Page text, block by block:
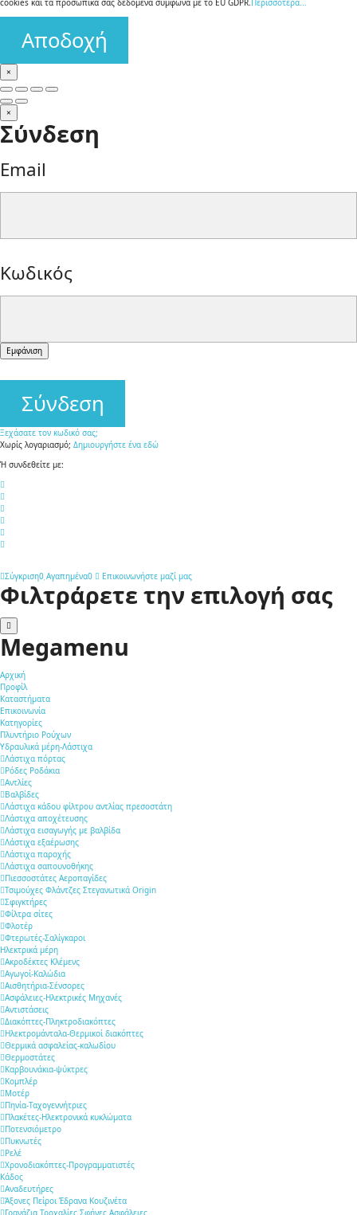
cookies και τα προσωπικά σας δεδομένα σύμφωνα με το EU GDPR. Περισσότερα...
Αποδοχή
×
×
Σύνδεση
Email
control
Κωδικός
form-
controll
Εμφάνιση
Σύνδεση
Ξεχάσατε τον κωδικό σας;
Χωρίς λογαριασμό; Δημιουργήστε ένα εδώ
Ή συνδεθείτε με:
Σύγκριση0 Αγαπημένα0 Επικοινωνήστε μαζί μας
Φιλτράρετε την επιλογή σας
Megamenu
Αρχική
Προφίλ
Καταστήματα
Επικοινωνία
Κατηγορίες
Πλυντήριο Ρούχων
Υδραυλικά μέρη-Λάστιχα
Λάστιχα πόρτας
Ρόδες Ροδάκια
Αντλίες
Βαλβίδες
Λάστιχα κάδου φίλτρου αντλίας πρεσοστάτη
Λάστιχα αποχέτευσης
Λάστιχα εισαγωγής με βαλβίδα
Λάστιχα εξαέρωσης
Λάστιχα παροχής
Λάστιχα σαπουνοθήκης
Πιεσσοστάτες Αεροπαγίδες
Τσιμούχες Φλάντζες Στεγανωτικά Origin
Σφιγκτήρες
Φίλτρα σίτες
Φλοτέρ
Φτερωτές-Σαλίγκαροι
Ηλεκτρικά μέρη
Ακροδέκτες Κλέμενς
Αγωγοί-Καλώδια
Αισθητήρια-Σένσορες
Ασφάλειες-Ηλεκτρικές Μηχανές
Αντιστάσεις
Διακόπτες-Πληκτροδιακόπτες
Ηλεκτρομάνταλα-Θερμικοί διακόπτες
Θερμικά ασφαλείας-καλωδίου
Θερμοστάτες
Καρβουνάκια-ψύκτρες
Κομπλέρ
Μοτέρ
Πηνία-Ταχογεννήτριες
Πλακέτες-Ηλεκτρονικά κυκλώματα
Ποτενσιόμετρο
Πυκνωτές
Ρελέ
Χρονοδιακόπτες-Προγραμματιστές
Κάδος
Αναδευτήρες
Άξονες Πείροι Έδρανα Κουζινέτα
Γρανάζια Τροχαλίες Σφήνες Ασφάλειες